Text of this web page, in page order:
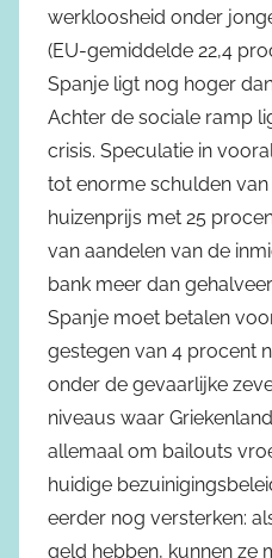
werkloosheid onder
(EU-gemiddelde 22,4
Spanje ligt nog hoger
Achter de sociale ramp
crisis. Speculatie in
tot enorme schulden van
huizenprijs met 25
van aandelen van de
bank meer dan
Spanje moet betalen
gestegen van 4 procent
onder de gevaarlijke
niveaus waar
allemaal om bailouts
huidige
eerder nog versterken:
geld hebben, kunnen ze